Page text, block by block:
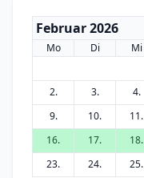
Februar 2026
Mo Di Mi
2.
3. 4.
9.
10. 11.
16.
17. 18.
23.
24. 25.